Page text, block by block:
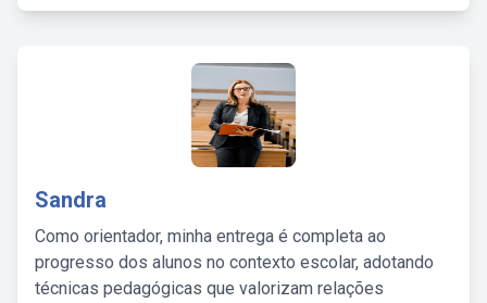
Sandra
Como orientador, minha entrega é completa ao
progresso dos alunos no contexto escolar, adotando
técnicas pedagógicas que valorizam relações